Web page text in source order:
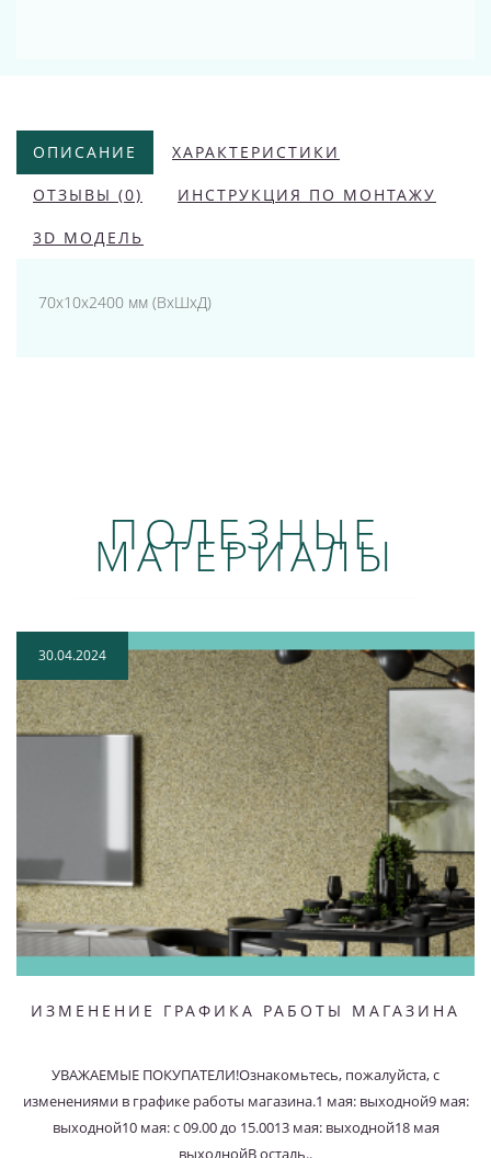
ОПИСАНИЕ ХАРАКТЕРИСТИКИ
ОТЗЫВЫ (0) ИНСТРУКЦИЯ ПО МОНТАЖУ
3D МОДЕЛЬ
70x10x2400 мм (ВхШхД)
ПОЛЕЗНЫЕ
МАТЕРИАЛЫ
30.04.2024
ИЗМЕНЕНИЕ ГРАФИКА РАБОТЫ МАГАЗИНА
УВАЖАЕМЫЕ ПОКУПАТЕЛИ!Ознакомьтесь, пожалуйста, с
изменениями в графике работы магазина.1 мая: выходной9 мая:
выходной10 мая: с 09.00 до 15.0013 мая: выходной18 мая
выходнойВ осталь..